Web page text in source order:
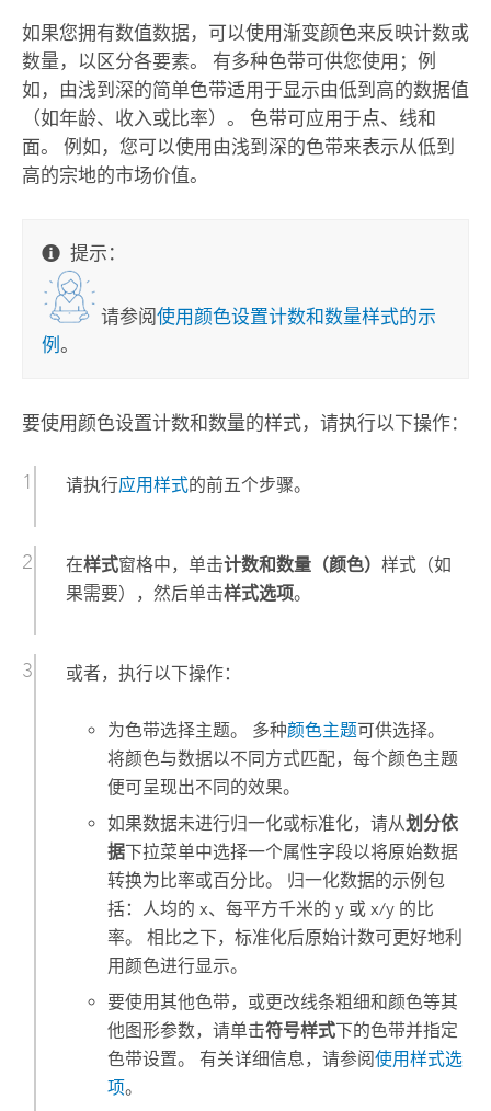
如果您拥有数值数据，可以使用渐变颜色来反映计数或
数量，以区分各要素。 有多种色带可供您使用；例
如，由浅到深的简单色带适用于显示由低到高的数据值
（如年龄、收入或比率）。 色带可应用于点、线和
面。 例如，您可以使用由浅到深的色带来表示从低到
高的宗地的市场价值。
提示：
请参阅使用颜色设置计数和数量样式的示
例。
要使用颜色设置计数和数量的样式，请执行以下操作：
请执行应用样式的前五个步骤。
在样式窗格中，单击计数和数量（颜色） 样式（如
果需要），然后单击样式选项。
或者，执行以下操作：
为色带选择主题。 多种颜色主题可供选择。
将颜色与数据以不同方式匹配，每个颜色主题
便可呈现出不同的效果。
如果数据未进行归一化或标准化，请从划分依
据下拉菜单中选择一个属性字段以将原始数据
转换为比率或百分比。 归一化数据的示例包
括：人均的 x、每平方千米的 y 或 x/y 的比
率。 相比之下，标准化后原始计数可更好地利
用颜色进行显示。
要使用其他色带，或更改线条粗细和颜色等其
他图形参数，请单击符号样式下的色带并指定
色带设置。 有关详细信息，请参阅使用样式选
项。